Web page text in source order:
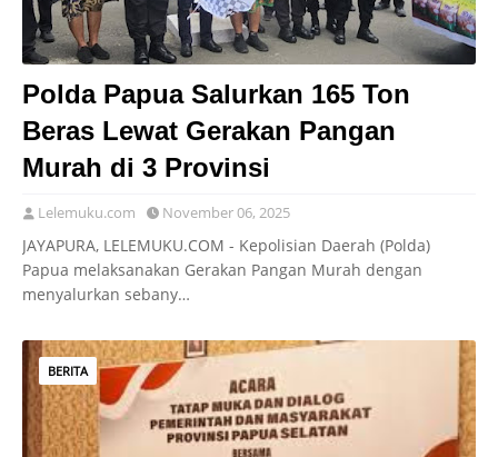
Polda Papua Salurkan 165 Ton
Beras Lewat Gerakan Pangan
Murah di 3 Provinsi
Lelemuku.com November 06, 2025
JAYAPURA, LELEMUKU.COM - Kepolisian Daerah (Polda)
Papua melaksanakan Gerakan Pangan Murah dengan
menyalurkan sebany…
BERITA